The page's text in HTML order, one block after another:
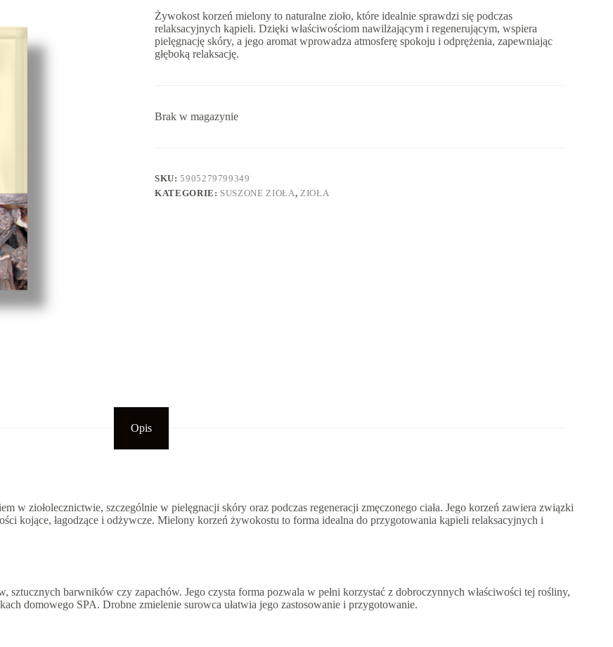
Żywokost korzeń mielony to naturalne zioło, które idealnie sprawdzi się podczas
relaksacyjnych kąpieli. Dzięki właściwościom nawilżającym i regenerującym, wspiera
pielęgnację skóry, a jego aromat wprowadza atmosferę spokoju i odprężenia, zapewniając
głęboką relaksację.
Brak w magazynie
SKU:5905279799349
KATEGORIE: SUSZONE ZIOŁA, ZIOŁA
Opis
ziołolecznictwie, szczególnie w pielęgnacji skóry oraz podczas regeneracji zmęczonego ciała. Jego korzeń zawiera związki
kojące, łagodzące i odżywcze. Mielony korzeń żywokostu to forma idealna do przygotowania kąpieli relaksacyjnych i
barwników czy zapachów. Jego czysta forma pozwala w pełni korzystać z dobroczynnych właściwości tej rośliny,
domowego SPA. Drobne zmielenie surowca ułatwia jego zastosowanie i przygotowanie.